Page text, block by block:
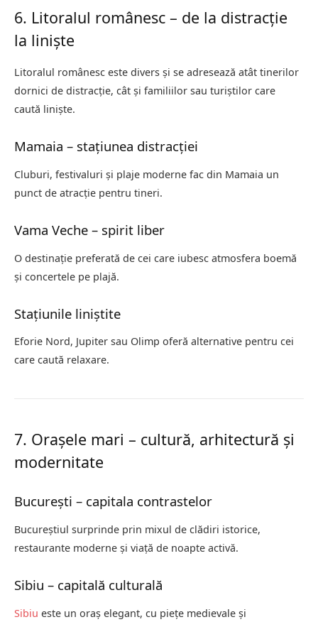
6. Litoralul românesc – de la distracție
la liniște
Litoralul românesc este divers și se adresează atât tinerilor
dornici de distracție, cât și familiilor sau turiștilor care
caută liniște.
Mamaia – stațiunea distracției
Cluburi, festivaluri și plaje moderne fac din Mamaia un
punct de atracție pentru tineri.
Vama Veche – spirit liber
O destinație preferată de cei care iubesc atmosfera boemă
și concertele pe plajă.
Stațiunile liniștite
Eforie Nord, Jupiter sau Olimp oferă alternative pentru cei
care caută relaxare.
7. Orașele mari – cultură, arhitectură și
modernitate
București – capitala contrastelor
Bucureștiul surprinde prin mixul de clădiri istorice,
restaurante moderne și viață de noapte activă.
Sibiu – capitală culturală
Sibiu este un oraș elegant, cu piețe medievale și